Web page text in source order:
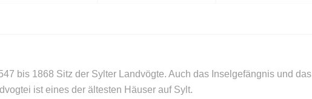
bis 1868 Sitz der Sylter Landvögte. Auch das Inselgefängnis und das
ist eines der ältesten Häuser auf Sylt.